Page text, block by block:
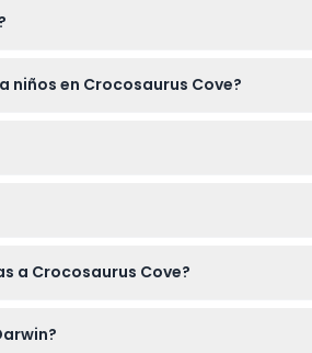
en Crocosaurus Cove?
a Crocosaurus Cove?